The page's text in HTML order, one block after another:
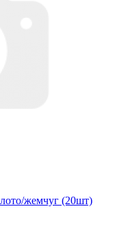
жемчуг (20шт)